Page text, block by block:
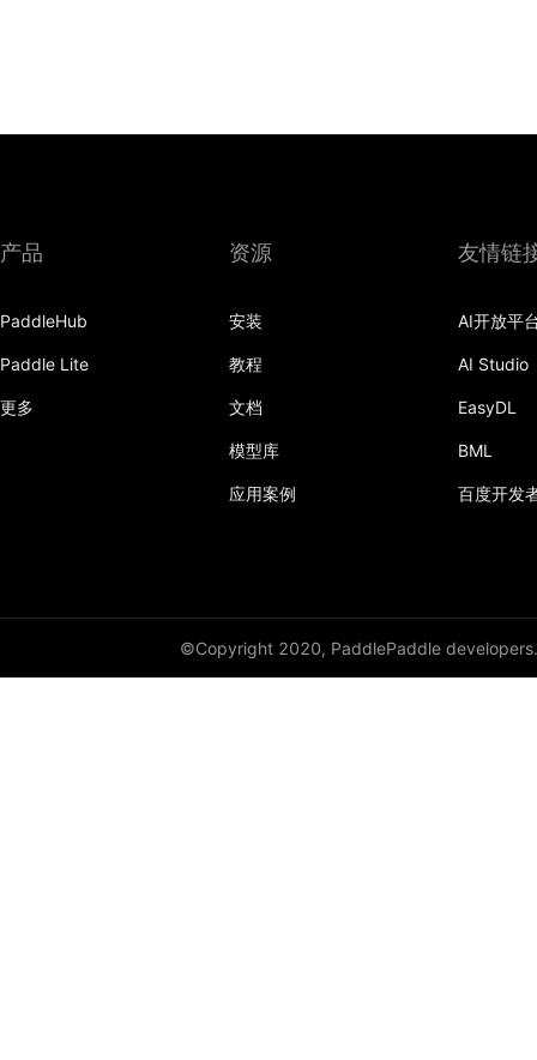
产品
PaddleHub
Paddle Lite
更多
资源
安装
教程
文档
模型库
应用案例
友情链
AI开放平
AI Studio
EasyDL
BML
百度开发
©Copyright 2020, PaddlePaddle developers.